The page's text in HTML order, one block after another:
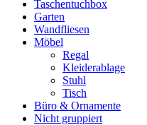
Taschentuchbox
Garten
Wandfliesen
Möbel
Regal
Kleiderablage
Stuhl
Tisch
Büro & Ornamente
Nicht gruppiert